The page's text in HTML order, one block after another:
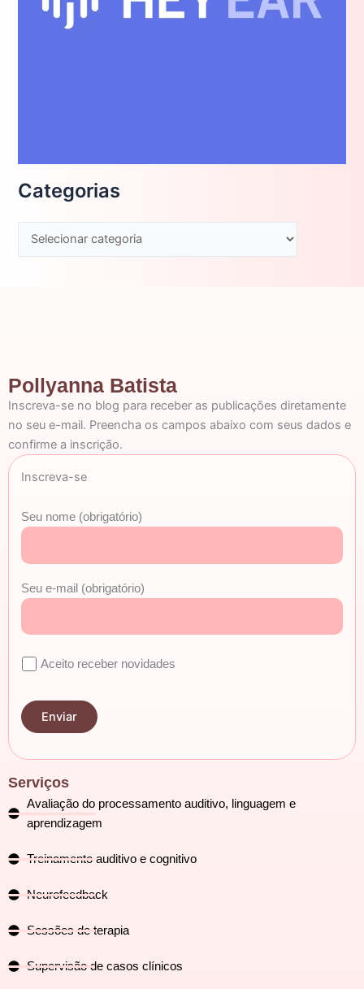
Categorias
Pollyanna Batista
Inscreva-se no blog para receber as publicações diretamente
no seu e-mail. Preencha os campos abaixo com seus dados e
confirme a inscrição.
Inscreva-se
Seu nome (obrigatório)
Seu e-mail (obrigatório)
Aceito receber novidades
Serviços
Avaliação do processamento auditivo, linguagem e
aprendizagem
Treinamento auditivo e cognitivo
Neurofeedback
Sessões de terapia
Supervisão de casos clínicos